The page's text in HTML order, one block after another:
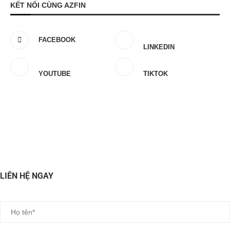
KẾT NỐI CÙNG AZFIN
FACEBOOK
LINKEDIN
YOUTUBE TIKTOK
LIÊN HỆ NGAY